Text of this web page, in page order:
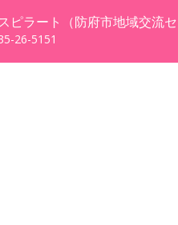
ピラート（防府市地域交流
26-5151